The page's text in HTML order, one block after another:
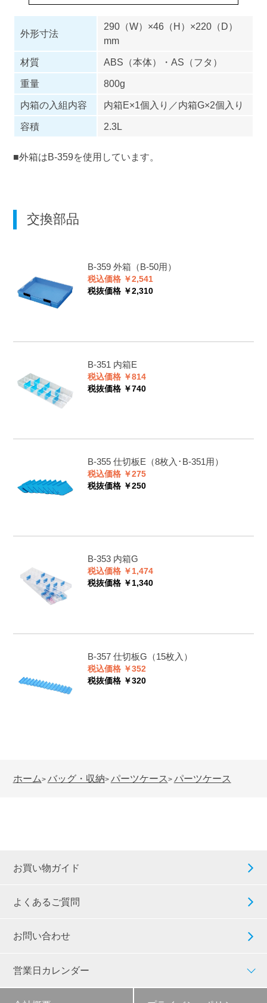
外形寸法
290（W）×46（H）×220（D）
mm
材質
ABS（本体）・AS（フタ）
重量
800g
内箱の入組内容
内箱E×1個入り／内箱G×2個入り
容積
2.3L
■外箱はB-359を使用しています。
交換部品
B-359 外箱（B-50用）
税込価格 ￥2,541
税抜価格 ￥2,310
B-351 内箱E
税込価格 ￥814
税抜価格 ￥740
B-355 仕切板E（8枚入･B-351用）
税込価格 ￥275
税抜価格 ￥250
B-353 内箱G
税込価格 ￥1,474
税抜価格 ￥1,340
B-357 仕切板G（15枚入）
税込価格 ￥352
税抜価格 ￥320
ホーム> バッグ・収納> パーツケース > パーツケース
お買い物ガイド
よくあるご質問
お問い合わせ
営業日カレンダー